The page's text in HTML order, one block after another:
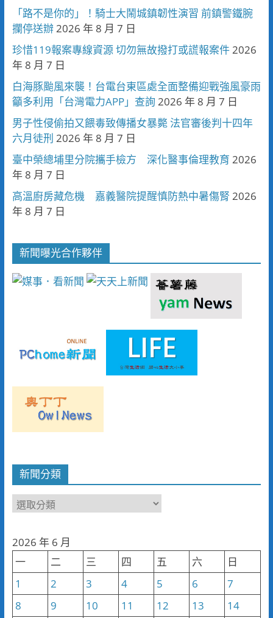
「路不是你的」！騎士大鬧城鎮韌性演習 前鎮警鐵腕
攔停送辦 2026 年 8 月 7 日
珍惜119報案專線資源 切勿無故撥打或謊報案件 2026
年 8 月 7 日
白海豚颱風來襲！台電台東區處全面整備迎戰強風豪雨
籲多利用「台灣電力APP」查詢 2026 年 8 月 7 日
男子性侵偷拍又餵毒致傳播女暴斃 法官審後判十四年
六月徒刑 2026 年 8 月 7 日
臺中榮總埔里分院攜手檢方 深化醫事倫理教育 2026
年 8 月 7 日
高溫廚房藏危機 嘉義醫院提醒慎防熱中暑傷腎 2026
年 8 月 7 日
新聞曝光合作夥伴
新聞分類
新
類
2026 年 6 月
一
二 三 四 五 六
日
1
2 3 4 5 6
7
8
9 10 11 12 13
14